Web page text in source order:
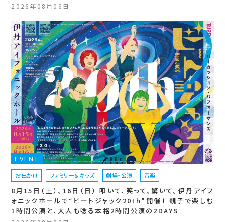
2026年08月06日
EVENT
お出かけ ファミリー＆キッズ 劇場・公演 音楽
8月15日（土）、16日（日） 叩いて、笑って、驚いて。伊丹アイフ
ォニックホールで“ビートジャック20th”開催！ 親子で楽しむ
1時間公演と、大人も唸る本格2時間公演の2DAYS